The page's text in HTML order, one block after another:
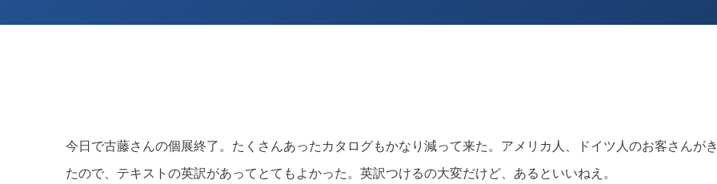
霜田 誠二 日影 眩
今日で古藤さんの個展終了。たくさんあったカタログもかなり減って来た。アメリカ人、ドイツ人のお客さんがき
たので、テキストの英訳があってとてもよかった。英訳つけるの大変だけど、あるといいねえ。